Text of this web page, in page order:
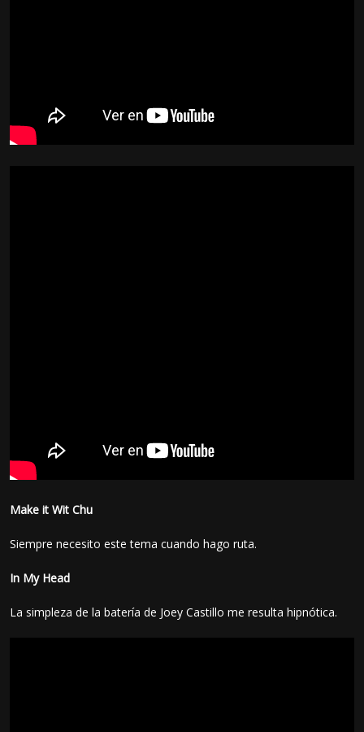
Make it Wit Chu
Siempre necesito este tema cuando hago ruta.
In My Head
La simpleza de la batería de Joey Castillo me resulta hipnótica.